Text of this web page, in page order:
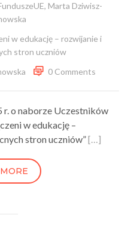
, Marta Dziwisz-
w edukację – rozwijanie i
stron uczniów
0 Comments
r. o naborze Uczestników
w edukację –
stron uczniów”[…]